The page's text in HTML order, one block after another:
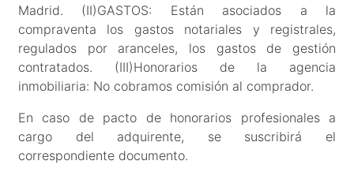
Madrid. (II)GASTOS: Están asociados a la
compraventa los gastos notariales y registrales,
regulados por aranceles, los gastos de gestión
contratados. (III)Honorarios de la agencia
inmobiliaria: No cobramos comisión al comprador.
En caso de pacto de honorarios profesionales a
cargo del adquirente, se suscribirá el
correspondiente documento.